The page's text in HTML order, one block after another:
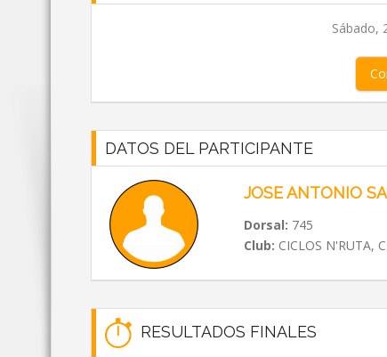
Sábado,
DATOS DEL PARTICIPANTE
JOSE ANTONIO
Dorsal: 745
Club: CICLOS N'RUTA,
RESULTADOS FINALES